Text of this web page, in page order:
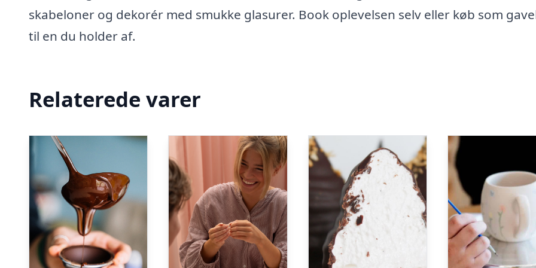
skabeloner og dekorér med smukke glasurer. Book oplevelsen selv eller køb som
til en du holder af.
Relaterede varer